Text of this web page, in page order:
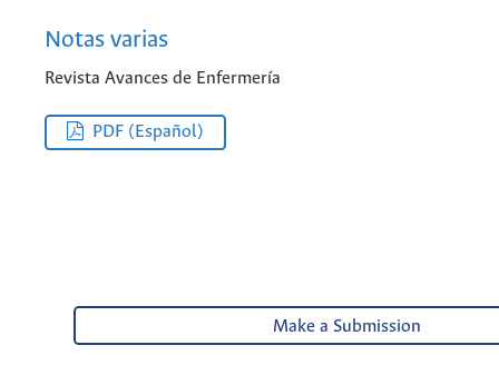
Notas varias
Revista Avances de Enfermería
PDF (Español)
Make a Submission